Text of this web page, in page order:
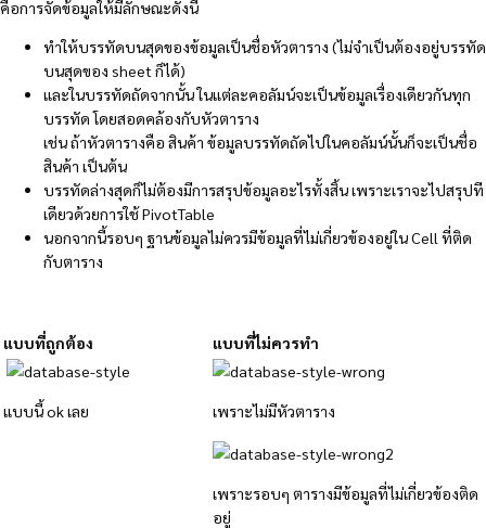
คือการจัดข้อมูลให้มีลักษณะดังนี้
ทำให้บรรทัดบนสุดของข้อมูลเป็นชื่อหัวตาราง (ไม่จำเป็นต้องอยู่บรรทัด
บนสุดของ sheet ก็ได้)
และในบรรทัดถัดจากนั้น ในแต่ละคอลัมน์จะเป็นข้อมูลเรื่องเดียวกันทุก
บรรทัด โดยสอดคล้องกับหัวตาราง
เช่น ถ้าหัวตารางคือ สินค้า ข้อมูลบรรทัดถัดไปในคอลัมน์นั้นก็จะเป็นชื่อ
สินค้า เป็นต้น
บรรทัดล่างสุดก็ไม่ต้องมีการสรุปข้อมูลอะไรทั้งสิ้น เพราะเราจะไปสรุปที
เดียวด้วยการใช้ PivotTable
นอกจากนี้รอบๆ ฐานข้อมูลไม่ควรมีข้อมูลที่ไม่เกี่ยวข้องอยู่ใน Cell ที่ติด
กับตาราง
แบบที่ถูกต้อง แบบที่ไม่ควรทำ
แบบนี้ ok เลย เพราะไม่มีหัวตาราง
เพราะรอบๆ ตารางมีข้อมูลที่ไม่เกี่ยวข้องติด
อยู่